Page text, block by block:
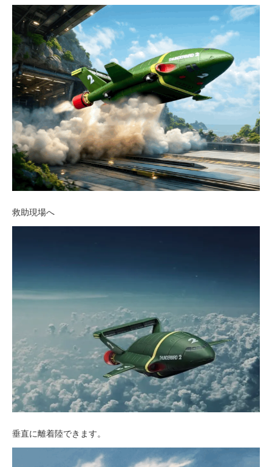
救助現場へ
垂直に離着陸できます。